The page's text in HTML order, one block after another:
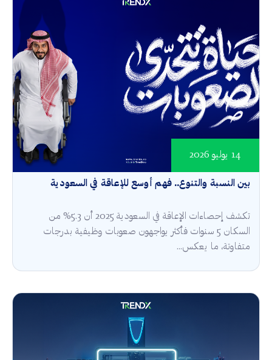
بين النسبة والتنوع.. فهم أوسع للإعاقة في السعودية
14 يوليو 2026
تكشف إحصاءات الإعاقة في السعودية 2025 أن 5.3% من
السكان 5 سنوات فأكثر يواجهون صعوبات وظيفية بدرجات
متفاوتة، ما يعكس...